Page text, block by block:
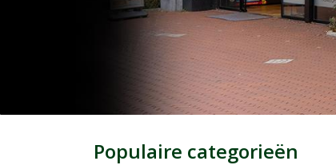
Populaire categorieën